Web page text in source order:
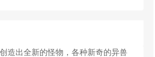
造出全新的怪物，各种新奇的异兽